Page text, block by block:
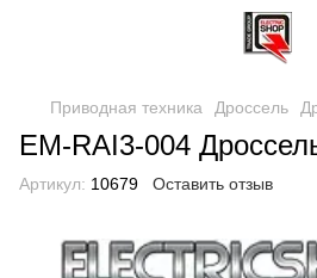
Приводная техника Дроссель
EM-RAI3-004
Артикул: 10679 Оставить отзыв